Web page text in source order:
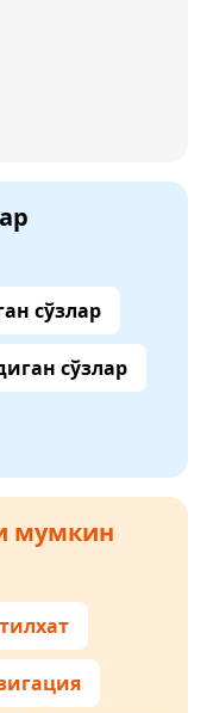
сўзлар
сўзлар
мумкин
тилхат